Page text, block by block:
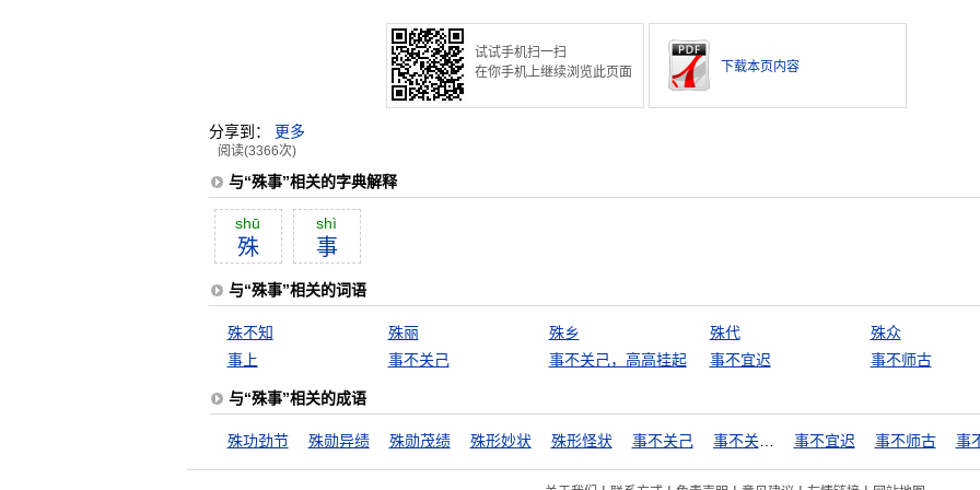
试试手机扫一扫
在你手机上继续浏览此页面
下载本页内容
分享到： 更多
阅读(3366次)
与“殊事”相关的字典解释
shū
殊
shì
事
与“殊事”相关的词语
殊不知 殊丽 殊乡 殊代
殊众
事上
事不关己 事不关己，高高挂起 事不宜迟 事不师古
与“殊事”相关的成语
殊功劲节 殊勋异绩 殊勋茂绩 殊形妙状 殊形怪状 事不关己 事不宜迟 事不师古 事